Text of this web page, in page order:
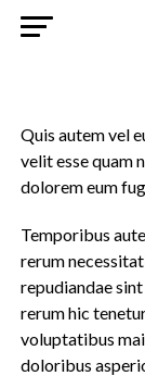
Quis autem vel
velit esse quam
dolorem eum
Temporibus
rerum
repudiandae
rerum hic
voluptatibus
doloribus